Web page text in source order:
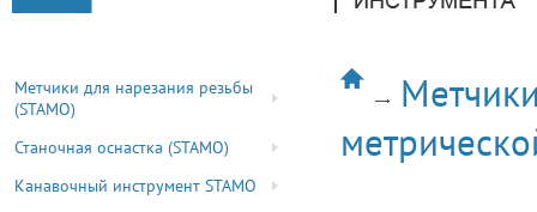
Метчики для нарезания резьбы
(STAMO)
Станочная оснастка (STAMO)
Канавочный инструмент STAMO